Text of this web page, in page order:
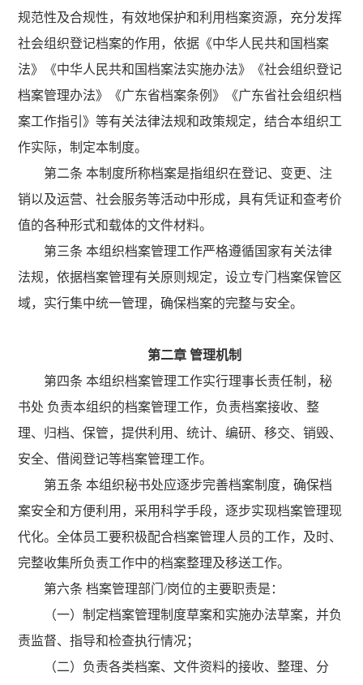
规范性及合规性，有效地保护和利用档案资源，充分发挥
社会组织登记档案的作用，依据《中华人民共和国档案
法》《中华人民共和国档案法实施办法》《社会组织登记
档案管理办法》《广东省档案条例》《广东省社会组织档
案工作指引》等有关法律法规和政策规定，结合本组织工
作实际，制定本制度。
第二条 本制度所称档案是指组织在登记、变更、注
销以及运营、社会服务等活动中形成，具有凭证和查考价
值的各种形式和载体的文件材料。
第三条 本组织档案管理工作严格遵循国家有关法律
法规，依据档案管理有关原则规定，设立专门档案保管区
域，实行集中统一管理，确保档案的完整与安全。
第二章 管理机制
第四条 本组织档案管理工作实行理事长责任制，秘
书处 负责本组织的档案管理工作，负责档案接收、整
理、归档、保管，提供利用、统计、编研、移交、销毁、
安全、借阅登记等档案管理工作。
第五条 本组织秘书处应逐步完善档案制度，确保档
案安全和方便利用，采用科学手段，逐步实现档案管理现
代化。全体员工要积极配合档案管理人员的工作，及时、
完整收集所负责工作中的档案整理及移送工作。
第六条 档案管理部门/岗位的主要职责是：
（一）制定档案管理制度草案和实施办法草案，并负
责监督、指导和检查执行情况；
（二）负责各类档案、文件资料的接收、整理、分